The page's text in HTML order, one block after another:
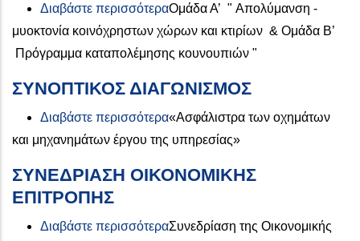
Διαβάστε περισσότεραγια το ΣΥΝΟΠΤΙΚΟΣ
Ομάδα Α’ " Απολύμανση -
μυοκτονία κοινόχρηστων χώρων και κτιρίων & Ομάδα Β’
Πρόγραμμα καταπολέμησης κουνουπιών "
ΣΥΝΟΠΤΙΚΟΣ ΔΙΑΓΩΝΙΣΜΟΣ
Διαβάστε περισσότεραγια το ΣΥΝΟΠΤΙΚΟΣ
«Ασφάλιστρα των οχημάτων
και μηχανημάτων έργoυ της υπηρεσίας»
ΣΥΝΕΔΡΙΑΣΗ ΟΙΚΟΝΟΜΙΚΗΣ
ΕΠΙΤΡΟΠΗΣ
Διαβάστε περισσότεραγια το ΣΥΝΕΔΡΙΑΣΗ
Συνεδρίαση της Οικονομικής